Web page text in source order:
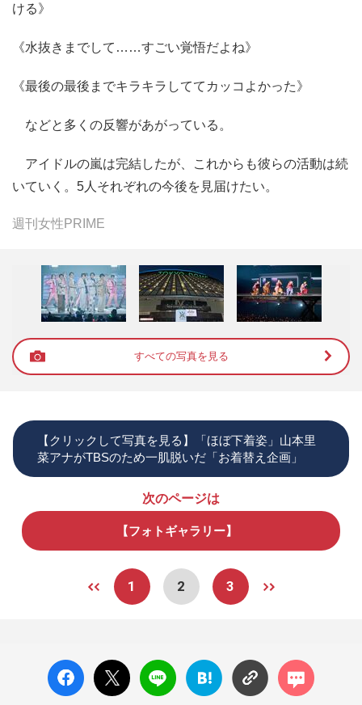
ける》
《水抜きまでして……すごい覚悟だよね》
《最後の最後までキラキラしててカッコよかった》
などと多くの反響があがっている。
アイドルの嵐は完結したが、これからも彼らの活動は続
いていく。5人それぞれの今後を見届けたい。
週刊女性PRIME
すべての写真を見る
【クリックして写真を見る】「ほぼ下着姿」山本里
菜アナがTBSのため一肌脱いだ「お着替え企画」
次のページは
【フォトギャラリー】
1 2 3
facebo
ok い
X ポス
ト
LINE
はてな
ブック
コメン
ト